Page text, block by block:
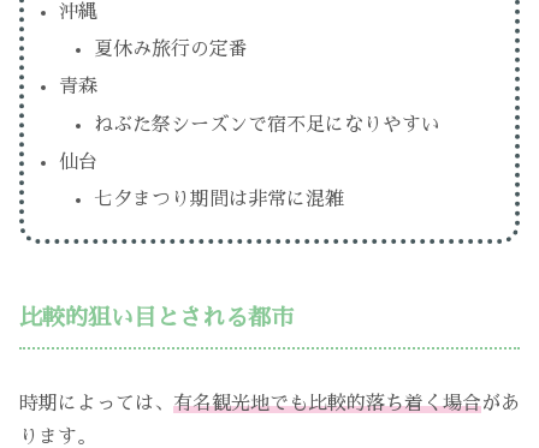
沖縄
夏休み旅行の定番
青森
ねぶた祭シーズンで宿不足になりやすい
仙台
七夕まつり期間は非常に混雑
比較的狙い目とされる都市
時期によっては、 有名観光地でも比較的落ち着く場合があ
ります。